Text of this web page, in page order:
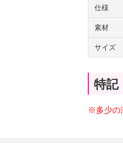
仕様
素材
サイズ
特記
※多少の